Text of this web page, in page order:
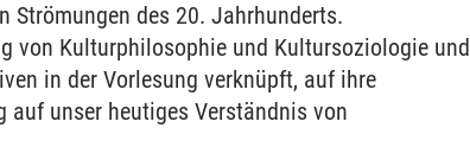
Strömungen des 20. Jahrhunderts.
von Kulturphilosophie und Kultursoziologie und
in der Vorlesung verknüpft, auf ihre
unser heutiges Verständnis von